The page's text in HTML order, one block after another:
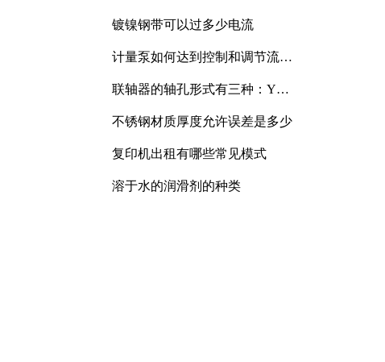
镀镍钢带可以过多少电流
计量泵如何达到控制和调节流量
联轴器的轴孔形式有三种：Y
不锈钢材质厚度允许误差是多少
复印机出租有哪些常见模式
溶于水的润滑剂的种类